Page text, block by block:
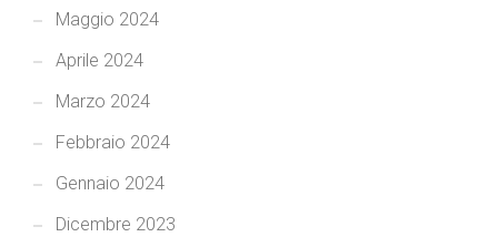
Maggio 2024
Aprile 2024
Marzo 2024
Febbraio 2024
Gennaio 2024
Dicembre 2023